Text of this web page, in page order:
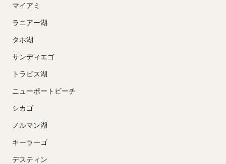
マイアミ
ラニアー湖
タホ湖
サンディエゴ
トラビス湖
ニューポートビーチ
シカゴ
ノルマン湖
キーラーゴ
デスティン